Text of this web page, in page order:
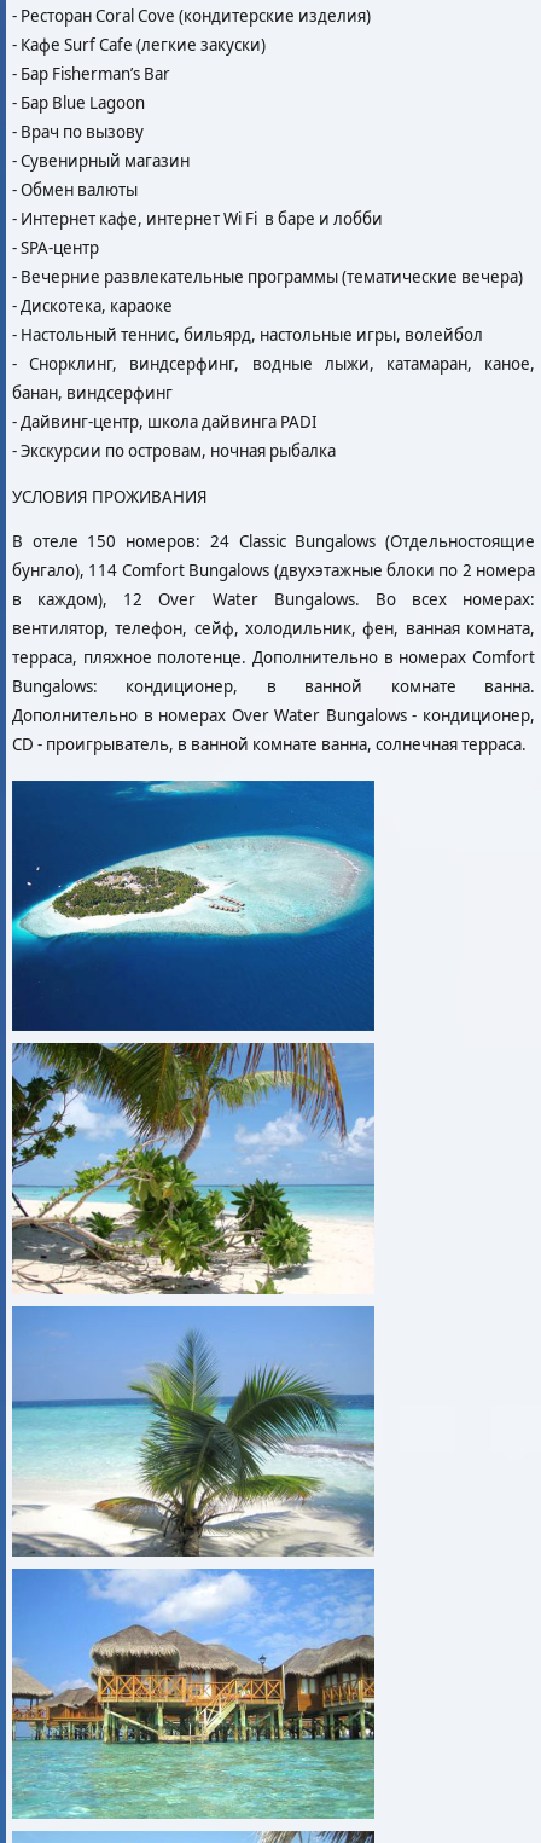
- Ресторан Coral Cove (кондитерские изделия)
- Кафе Surf Cafe (легкие закуски)
- Бар Fisherman’s Bar
- Бар Blue Lagoon
- Врач по вызову
- Сувенирный магазин
- Обмен валюты
- Интернет кафе, интернет Wi Fi в баре и лобби
- SPA-центр
- Вечерние развлекательные программы (тематические вечера)
- Дискотека, караоке
- Настольный теннис, бильярд, настольные игры, волейбол
- Снорклинг, виндсерфинг, водные лыжи, катамаран, каное,
банан, виндсерфинг
- Дайвинг-центр, школа дайвинга PADI
- Экскурсии по островам, ночная рыбалка
УСЛОВИЯ ПРОЖИВАНИЯ
В отеле 150 номеров: 24 Classic Bungalows (Отдельностоящие
бунгало), 114 Comfort Bungalows (двухэтажные блоки по 2 номера
в каждом), 12 Over Water Bungalows. Во всех номерах:
вентилятор, телефон, сейф, холодильник, фен, ванная комната,
терраса, пляжное полотенце. Дополнительно в номерах Comfort
Bungalows: кондиционер, в ванной комнате ванна.
Дополнительно в номерах Over Water Bungalows - кондиционер,
CD - проигрыватель, в ванной комнате ванна, солнечная терраса.